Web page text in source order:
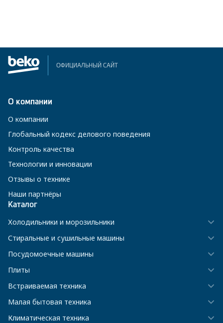
ОФИЦИАЛЬНЫЙ САЙТ
О компании
О компании
Глобальный кодекс делового поведения
Контроль качества
Технологии и инновации
Отзывы о технике
Наши партнёры
Каталог
Холодильники и морозильники
Стиральные и сушильные машины
Посудомоечные машины
Плиты
Встраиваемая техника
Малая бытовая техника
Климатическая техника